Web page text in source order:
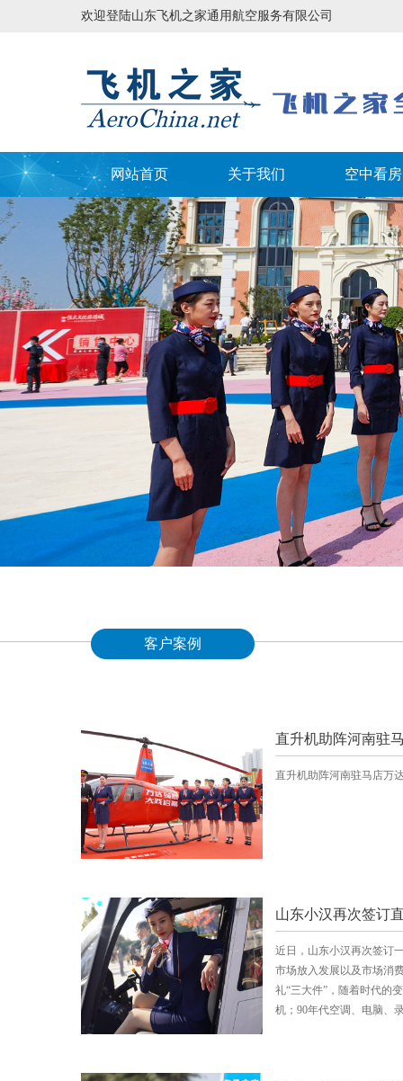
欢迎登陆山东飞机之家通用航空服务有限公司
网站首页 关于我们 空中看房
客户案例
直升机助阵河南驻
直升机助阵河南驻马店万
山东小汉再次签订
近日，山东小汉再次签订
市场放入发展以及市场消
礼“三大件”，随着时代的
机；90年代空调、电脑、